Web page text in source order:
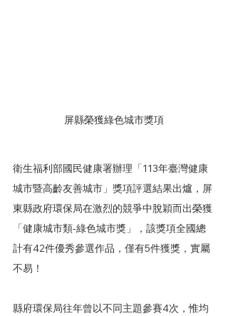
屏縣榮獲綠色城市獎項
衛生福利部國民健康署辦理「113年臺灣健康
城市暨高齡友善城市」獎項評選結果出爐，屏
東縣政府環保局在激烈的競爭中脫穎而出榮獲
「健康城市類-綠色城市獎」，該獎項全國總
計有42件優秀參選作品，僅有5件獲獎，實屬
不易！
縣府環保局往年曾以不同主題參賽4次，惟均